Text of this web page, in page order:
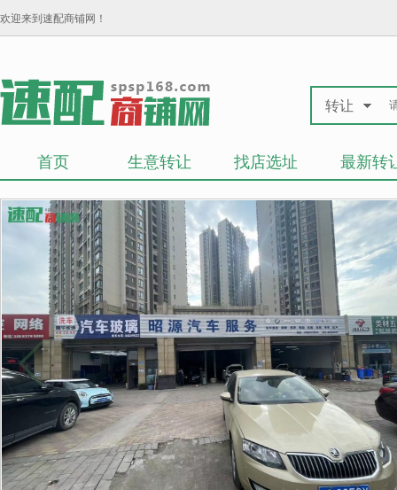
欢迎来到速配商铺网！
转让
首页 生意转让 找店选址 最新转